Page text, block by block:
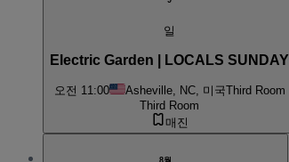
일
Electric Garden | LOCALS SUNDAY
오전 11:00 Asheville, NC, 미국Third Room
Third Room
매진
8월